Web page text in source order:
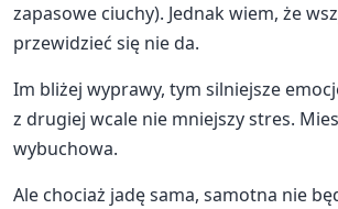
zapasowe ciuchy). Jednak wiem, że
przewidzieć się nie da.
Im bliżej wyprawy, tym silniejsze
z drugiej wcale nie mniejszy stres.
wybuchowa.
Ale chociaż jadę sama, samotna nie